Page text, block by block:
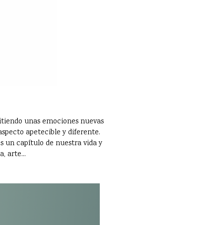
unas emociones nuevas
apetecible y diferente.
un capítulo de nuestra vida y
arte...